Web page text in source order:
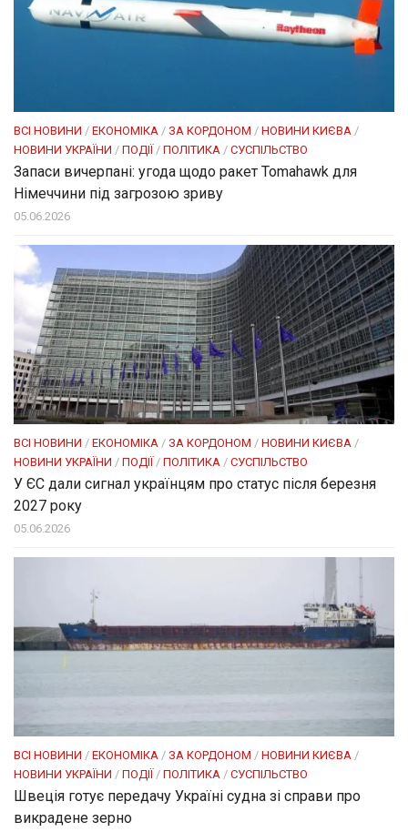
ВСІ НОВИНИ / ЕКОНОМІКА / ЗА КОРДОНОМ / НОВИНИ КИЄВА /
НОВИНИ УКРАЇНИ / ПОДІЇ/ ПОЛІТИКА / СУСПІЛЬСТВО
Запаси вичерпані: угода щодо ракет Tomahawk для
Німеччини під загрозою зриву
05.06.2026
ВСІ НОВИНИ / ЕКОНОМІКА / ЗА КОРДОНОМ / НОВИНИ КИЄВА /
НОВИНИ УКРАЇНИ / ПОДІЇ/ ПОЛІТИКА / СУСПІЛЬСТВО
У ЄС дали сигнал українцям про статус після березня
2027 року
05.06.2026
ВСІ НОВИНИ / ЕКОНОМІКА / ЗА КОРДОНОМ / НОВИНИ КИЄВА /
НОВИНИ УКРАЇНИ / ПОДІЇ/ ПОЛІТИКА / СУСПІЛЬСТВО
Швеція готує передачу Україні судна зі справи про
викрадене зерно